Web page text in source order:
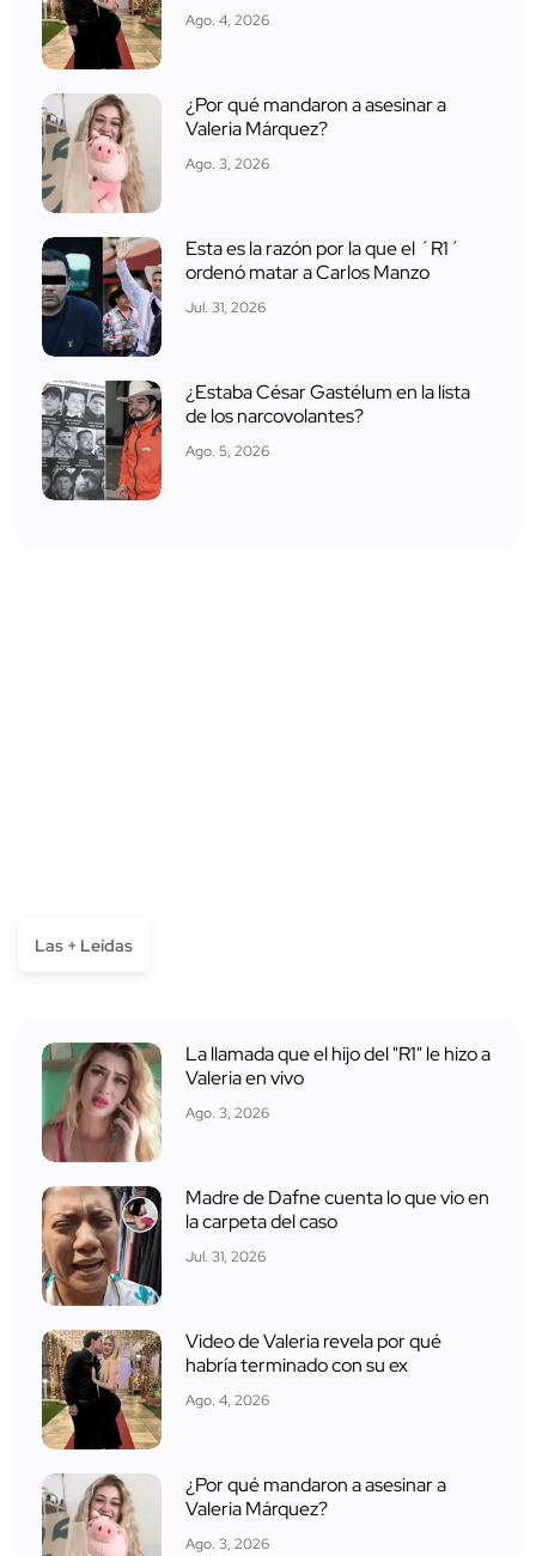
Ago. 4, 2026
¿Por qué mandaron a asesinar a
Valeria Márquez?
Ago. 3, 2026
Esta es la razón por la que el ´R1´
ordenó matar a Carlos Manzo
Jul. 31, 2026
¿Estaba César Gastélum en la lista
de los narcovolantes?
Ago. 5, 2026
Las + Leídas
La llamada que el hijo del "R1" le hizo a
Valeria en vivo
Ago. 3, 2026
Madre de Dafne cuenta lo que vio en
la carpeta del caso
Jul. 31, 2026
Video de Valeria revela por qué
habría terminado con su ex
Ago. 4, 2026
¿Por qué mandaron a asesinar a
Valeria Márquez?
Ago. 3, 2026